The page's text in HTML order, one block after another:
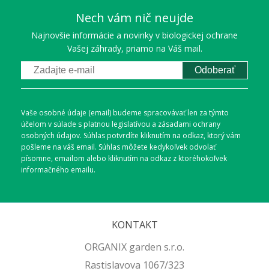
Nech vám nič neujde
Najnovšie informácie a novinky v biologickej ochrane
Vašej záhrady, priamo na Váš mail.
Odoberať
Vaše osobné údaje (email) budeme spracovávať len za týmto
účelom v súlade s platnou legislatívou a zásadami ochrany
osobných údajov. Súhlas potvrdíte kliknutím na odkaz, ktorý vám
pošleme na váš email. Súhlas môžete kedykoľvek odvolať
písomne, emailom alebo kliknutím na odkaz z ktoréhokoľvek
informačného emailu.
KONTAKT
ORGANIX garden s.r.o.
Rastislavova 1067/323